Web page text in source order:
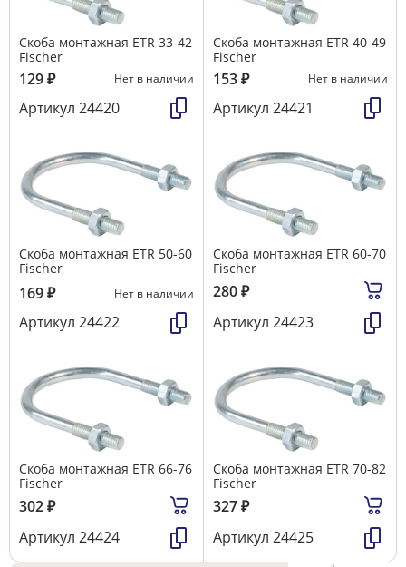
Скоба монтажная ETR 33-42
Fischer
129₽ Нет в наличии
Артикул 24420
Скоба монтажная ETR 40-49
Fischer
153₽ Нет в наличии
Артикул 24421
Скоба монтажная ETR 50-60
Fischer
169₽ Нет в наличии
Артикул 24422
Скоба монтажная ETR 60-70
Fischer
280₽
Артикул 24423
Скоба монтажная ETR 66-76
Fischer
302₽
Артикул 24424
Скоба монтажная ETR 70-82
Fischer
327₽
Артикул 24425